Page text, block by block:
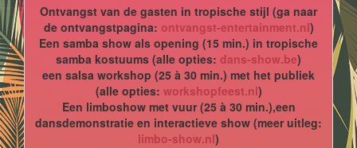
Ontvangst van de gasten in tropische stijl (ga naar
de ontvangstpagina: ontvangst-entertainment.nl)
Een samba show als opening (15 min.) in tropische
samba kostuums (alle opties: dans-show.be)
een salsa workshop (25 à 30 min.) met het publiek
(alle opties: workshopfeest.nl)
Een limboshow met vuur (25 à 30 min.),een
dansdemonstratie en interactieve show (meer uitleg:
limbo-show.nl)